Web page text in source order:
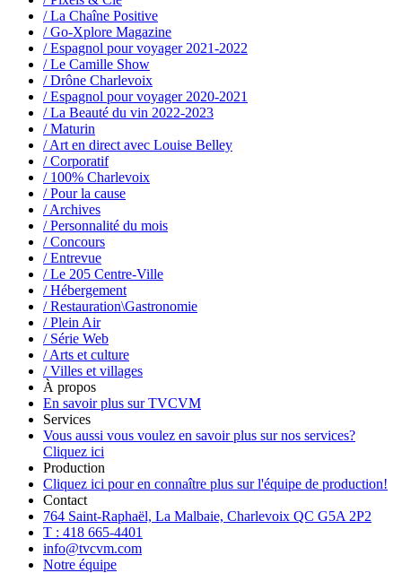
/ La Chaîne Positive
/ Go-Xplore Magazine
/ Espagnol pour voyager 2021-2022
/ Le Camille Show
/ Drône Charlevoix
/ Espagnol pour voyager 2020-2021
/ La Beauté du vin 2022-2023
/ Maturin
/ Art en direct avec Louise Belley
/ Corporatif
/ 100% Charlevoix
/ Pour la cause
/ Archives
/ Personnalité du mois
/ Concours
/ Entrevue
/ Le 205 Centre-Ville
/ Hébergement
/ Restauration\Gastronomie
/ Plein Air
/ Série Web
/ Arts et culture
/ Villes et villages
À propos
En savoir plus sur TVCVM
Services
Vous aussi vous voulez en savoir plus sur nos services?
Cliquez ici
Production
Cliquez ici pour en connaître plus sur l'équipe de production!
Contact
764 Saint-Raphaël, La Malbaie, Charlevoix QC G5A 2P2
T : 418 665-4401
info@tvcvm.com
Notre équipe